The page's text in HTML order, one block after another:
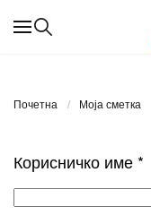
Skip to main
Почетна Моја сметка
Корисничко име *